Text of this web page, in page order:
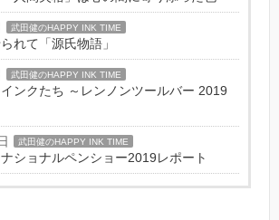
武田健のHAPPY INK TIME
れて「源氏物語」
武田健のHAPPY INK TIME
ンクたち ～レンノンツールバー 2019
武田健のHAPPY INK TIME
ショナルペンショー2019レポート